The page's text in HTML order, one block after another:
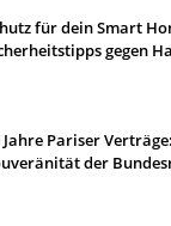
für dein Smart
gegen
Jahre Pariser
der